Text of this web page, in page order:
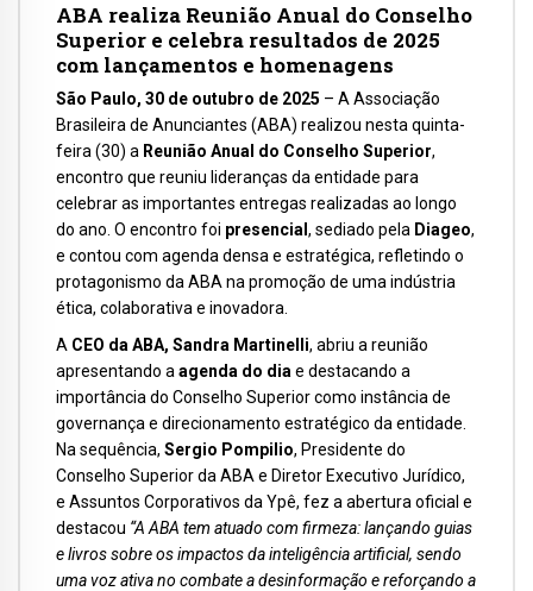
ABA realiza Reunião Anual do Conselho
Superior e celebra resultados de 2025
com lançamentos e homenagens
São Paulo, 30 de outubro de 2025 – A Associação
Brasileira de Anunciantes (ABA) realizou nesta quinta-
feira (30) a Reunião Anual do Conselho Superior,
encontro que reuniu lideranças da entidade para
celebrar as importantes entregas realizadas ao longo
do ano. O encontro foi presencial , sediado pela Diageo,
e contou com agenda densa e estratégica, refletindo o
protagonismo da ABA na promoção de uma indústria
ética, colaborativa e inovadora.
A CEO da ABA, Sandra Martinelli, abriu a reunião
apresentando a agenda do dia e destacando a
importância do Conselho Superior como instância de
governança e direcionamento estratégico da entidade.
Na sequência, Sergio Pompilio, Presidente do
Conselho Superior da ABA e Diretor Executivo Jurídico,
e Assuntos Corporativos da Ypê, fez a abertura oficial e
destacou “A ABA tem atuado com firmeza: lançando guias
e livros sobre os impactos da inteligência artificial, sendo
uma voz ativa no combate a desinformação e reforçando a